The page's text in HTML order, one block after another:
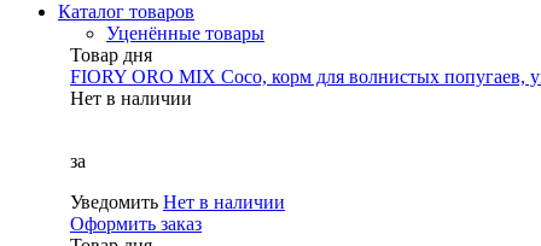
Каталог товаров
Уценённые товары
Товар дня
FIORY ORO MIX Coco, корм для волнистых попугаев,
Нет в наличии
за
Уведомить Нет в наличии
Оформить заказ